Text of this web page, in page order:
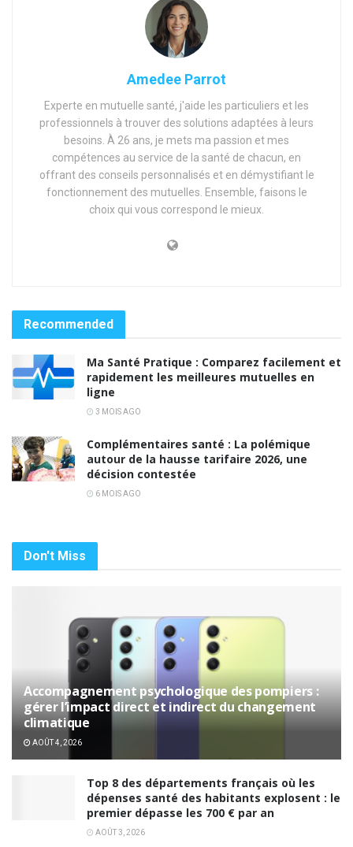
Amedee Parrot
Experte en mutuelle santé, j'aide les particuliers et les
professionnels à trouver des solutions adaptées à leurs
besoins. À 26 ans, je mets ma passion et mes
compétences au service de la santé de chacun, en
offrant des conseils personnalisés et en démystifiant le
fonctionnement des mutuelles. Ensemble, faisons le
choix qui vous correspond le mieux.
Recommended
Ma Santé Pratique : Comparez facilement et
rapidement les meilleures mutuelles en
ligne
3 MOIS AGO
Complémentaires santé : La polémique
autour de la hausse tarifaire 2026, une
décision contestée
6 MOIS AGO
Don't Miss
Accompagnement psychologique des pompiers :
gérer l’impact direct et indirect du changement
climatique
AOÛT 4, 2026
Top 8 des départements français où les
dépenses santé des habitants explosent : le
premier dépasse les 700 € par an
AOÛT 3, 2026